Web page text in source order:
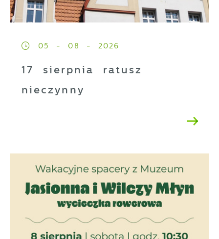
05 - 08 - 2026
17 sierpnia ratusz
nieczynny